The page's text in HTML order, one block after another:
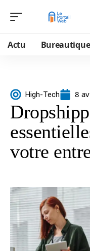
Actu Bureautique
High-Tech 8
votre